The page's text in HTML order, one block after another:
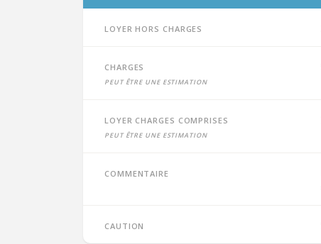
Loyer hors charges
Charges
peut être une estimation
Loyer charges comprises
peut être une estimation
Commentaire
Caution